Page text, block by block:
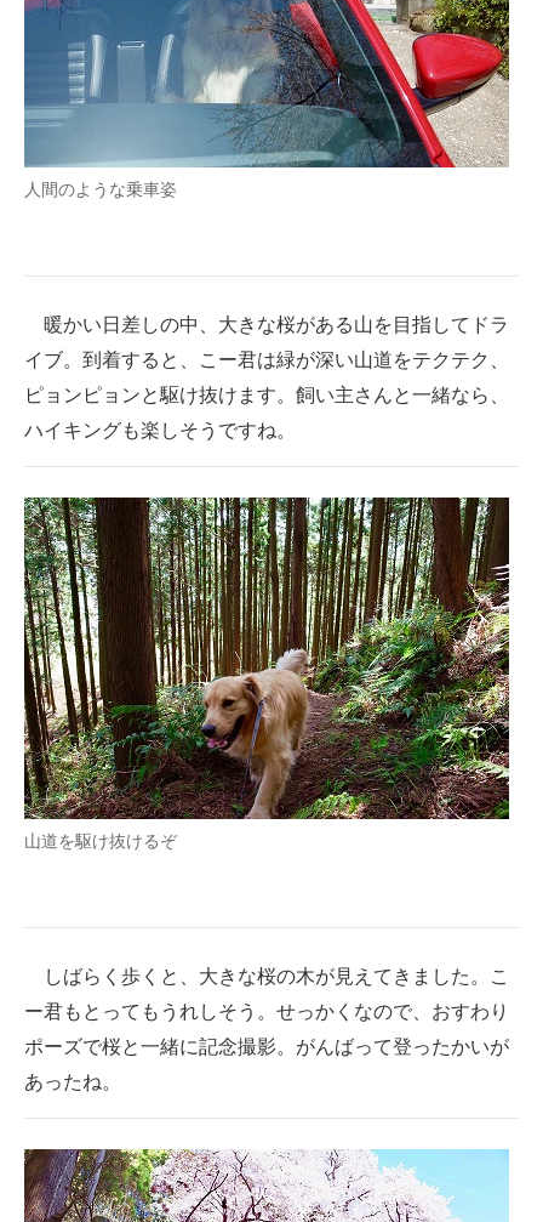
電子設計の基本と応用
エネルギーの専門メディア
建設×テクノロジーの最前線
ちょっと気になるネットの話題
人間のような乗車姿
暖かい日差しの中、大きな桜がある山を目指してドラ
イブ。到着すると、こー君は緑が深い山道をテクテク、
ピョンピョンと駆け抜けます。飼い主さんと一緒なら、
ハイキングも楽しそうですね。
山道を駆け抜けるぞ
しばらく歩くと、大きな桜の木が見えてきました。こ
ー君もとってもうれしそう。せっかくなので、おすわり
ポーズで桜と一緒に記念撮影。がんばって登ったかいが
あったね。